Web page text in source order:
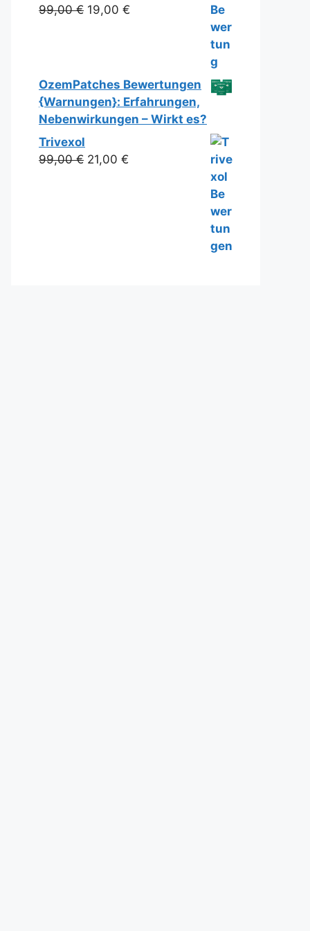
99,00€ Ursprünglicher
19,00 €
OzemPatches Bewertungen
{Warnungen}: Erfahrungen,
Nebenwirkungen – Wirkt es?
Trivexol
99,00€ Ursprünglicher
21,00 €